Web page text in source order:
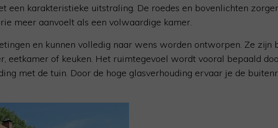
een karakteristieke uitstraling. De roedes en bovenlichten
meer aanvoelt als een volwaardige kamer.
en kunnen volledig naar wens worden ontworpen. Ze zijn
eetkamer of keuken. Het ruimtegevoel wordt vooral bepaald
met de tuin. Door de hoge glasverhouding ervaar je de